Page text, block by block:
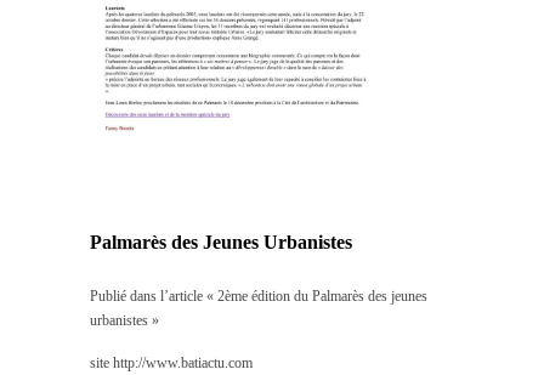
Palmarès des Jeunes Urbanistes
Publié dans l’article « 2ème édition du Palmarès des jeunes
urbanistes »
site http://www.batiactu.com